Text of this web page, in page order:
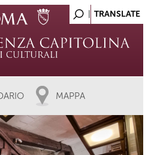
MAPPA